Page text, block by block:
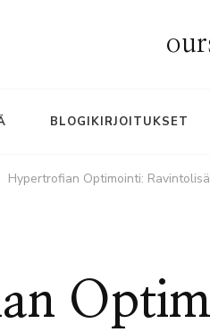
BLOGIKIRJOITUKSET
Hypertrofian Optimointi: